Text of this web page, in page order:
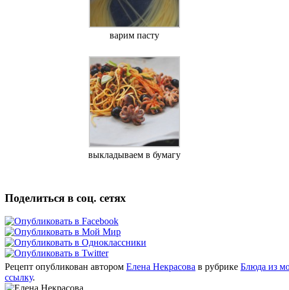
варим пасту
выкладываем в бумагу
Поделиться в соц. сетях
Рецепт опубликован автором Елена Некрасова в рубрике Блюда из
ссылку.